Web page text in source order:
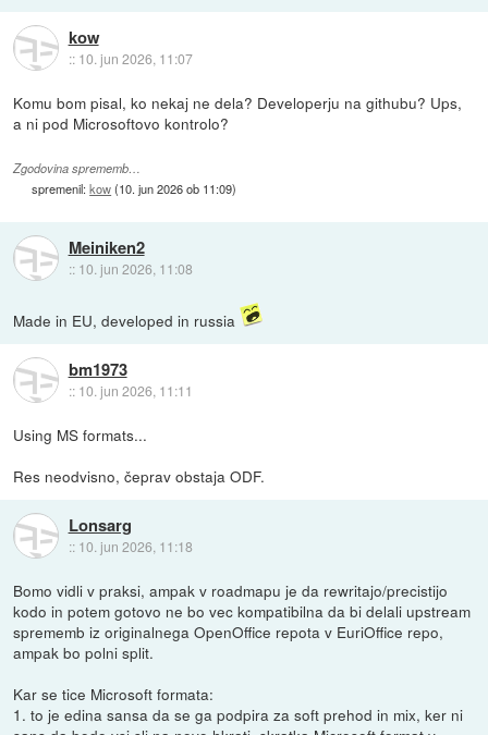
kow
:: 10. jun 2026, 11:07
Komu bom pisal, ko nekaj ne dela? Developerju na githubu? Ups,
a ni pod Microsoftovo kontrolo?
Zgodovina sprememb…
spremenil:kow(10. jun 2026 ob 11:09)
Meiniken2
:: 10. jun 2026, 11:08
Made in EU, developed in russia
bm1973
:: 10. jun 2026, 11:11
Using MS formats...
Res neodvisno, čeprav obstaja ODF.
Lonsarg
:: 10. jun 2026, 11:18
Bomo vidli v praksi, ampak v roadmapu je da rewritajo/precistijo
kodo in potem gotovo ne bo vec kompatibilna da bi delali upstream
sprememb iz originalnega OpenOffice repota v EuriOffice repo,
ampak bo polni split.
Kar se tice Microsoft formata:
1. to je edina sansa da se ga podpira za soft prehod in mix, ker ni